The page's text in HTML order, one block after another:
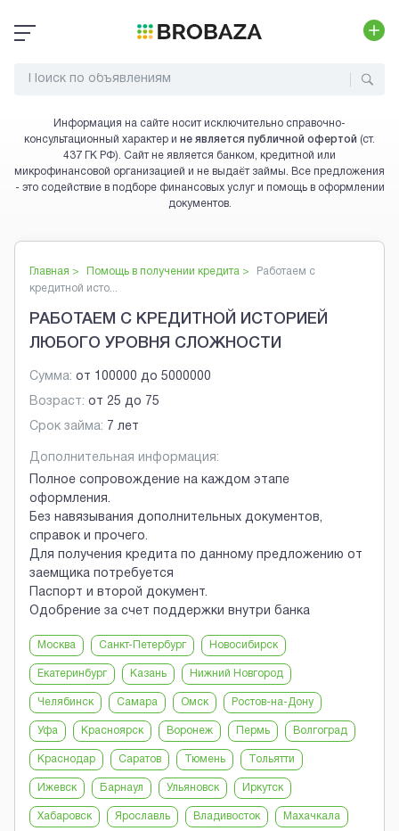
Информация на сайте носит исключительно справочно-
консультационный характер и не является публичной офертой (ст.
437 ГК РФ). Сайт не является банком, кредитной или
микрофинансовой организацией и не выдаёт займы. Все предложения
- это содействие в подборе финансовых услуг и помощь в оформлении
документов.
Главная > Помощь в получении кредита >
Работаем с
кредитной исто...
РАБОТАЕМ С КРЕДИТНОЙ ИСТОРИЕЙ
ЛЮБОГО УРОВНЯ СЛОЖНОСТИ
Сумма: от 100000 до 5000000
Возраст: от 25 до 75
Срок займа: 7 лет
Дополнительная информация:
Полное сопровождение на каждом этапе
оформления.
Без навязывания дополнительных документов,
справок и прочего.
Для получения кредита по данному предложению от
заемщика потребуется
Паспорт и второй документ.
Одобрение за счет поддержки внутри банка
Москва Санкт-Петербург Новосибирск
Екатеринбург Казань Нижний Новгород
Челябинск Самара Омск Ростов-на-Дону
Уфа Красноярск Воронеж Пермь Волгоград
Краснодар Саратов Тюмень Тольятти
Ижевск Барнаул Ульяновск Иркутск
Хабаровск Ярославль Владивосток Махачкала